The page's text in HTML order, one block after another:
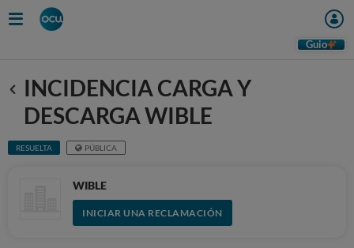
Guio
Anterior
INCIDENCIA CARGA Y
DESCARGA WIBLE
RESUELTA PÚBLICA
WIBLE
INICIAR UNA RECLAMACIÓN